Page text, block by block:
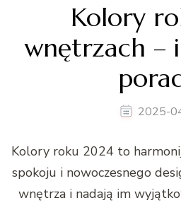
Kolory
wnętrzach –
2025-
Kolory roku 2024 to
spokoju i nowoczesnego
wnętrza i nadają im